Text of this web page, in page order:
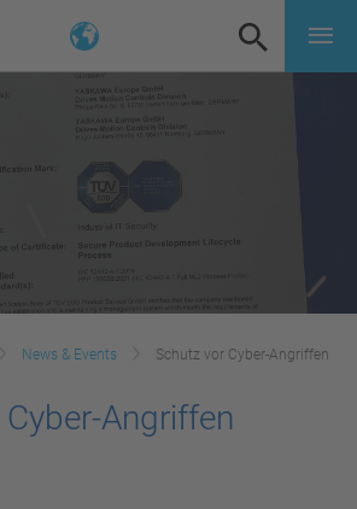
News & Events Schutz vor Cyber-Angriffen
Angriffen